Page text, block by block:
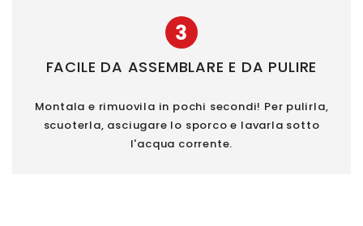
3
FACILE DA ASSEMBLARE E DA PULIRE
Montala e rimuovila in pochi secondi! Per pulirla,
scuoterla, asciugare lo sporco e lavarla sotto
l'acqua corrente.